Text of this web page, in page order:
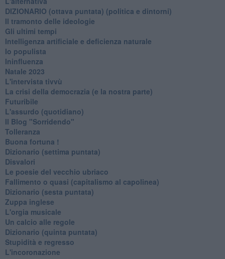
​DIZIONARIO (ottava puntata) (politica e dintorni)
Il tramonto delle ideologie
Gli ultimi tempi
Intelligenza artificiale e deficienza naturale
Io populista
Ininfluenza
Natale 2023
L'intervista tivvù
La crisi della democrazia (e la nostra parte)
Futuribile
L'assurdo (quotidiano)
Il Blog "Sorridendo"
Tolleranza
Buona fortuna !
​Dizionario (settima puntata)
Disvalori
Le poesie del vecchio ubriaco
Fallimento o quasi (capitalismo al capolinea)
Dizionario (sesta puntata)
Zuppa inglese
L'orgia musicale
Un calcio alle regole
Dizionario (quinta puntata)
Stupidità e regresso
L'incoronazione